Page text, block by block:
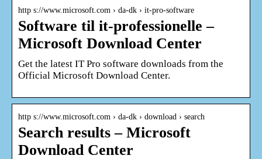
http s://www.microsoft.com › da-dk › it-pro-software
Software til it-professionelle –
Microsoft Download Center
Get the latest IT Pro software downloads from the
Official Microsoft Download Center.
http s://www.microsoft.com › da-dk › download › search
Search results – Microsoft
Download Center